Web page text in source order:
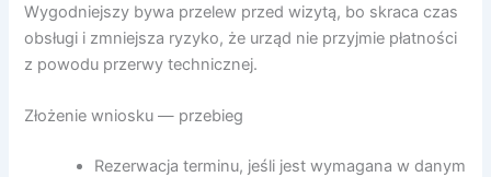
Wygodniejszy bywa przelew przed wizytą, bo skraca czas
obsługi i zmniejsza ryzyko, że urząd nie przyjmie płatności
z powodu przerwy technicznej.
Złożenie wniosku — przebieg
Rezerwacja terminu, jeśli jest wymagana w danym